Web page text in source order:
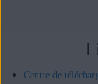
Centre de